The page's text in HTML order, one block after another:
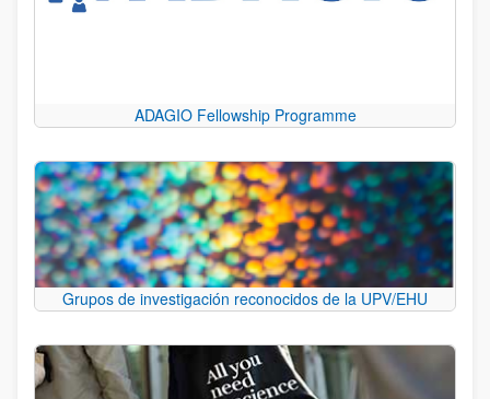
ADAGIO Fellowship Programme
Grupos de investigación reconocidos de la UPV/EHU